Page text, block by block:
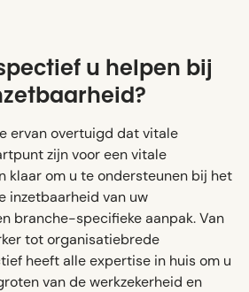
u helpen bij
ervan overtuigd dat vitale
zijn voor een vitale
klaar om u te ondersteunen bij het
inzetbaarheid van uw
branche-specifieke aanpak. Van
tot organisatiebrede
heeft alle expertise in huis om u
van de werkzekerheid en